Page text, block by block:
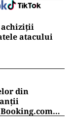
achiziții
atacului
din